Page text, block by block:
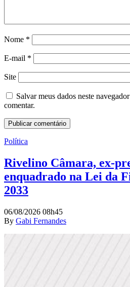
Nome *
E-mail *
Site
Salvar meus dados neste
comentar.
Política
Rivelino Câmara, ex-
enquadrado na Lei da
2033
06/08/2026 08h45
By Gabi Fernandes